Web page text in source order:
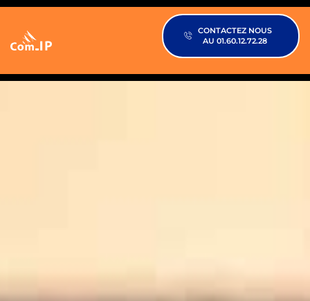
CONTACTEZ NOUS
AU 01.60.12.72.28